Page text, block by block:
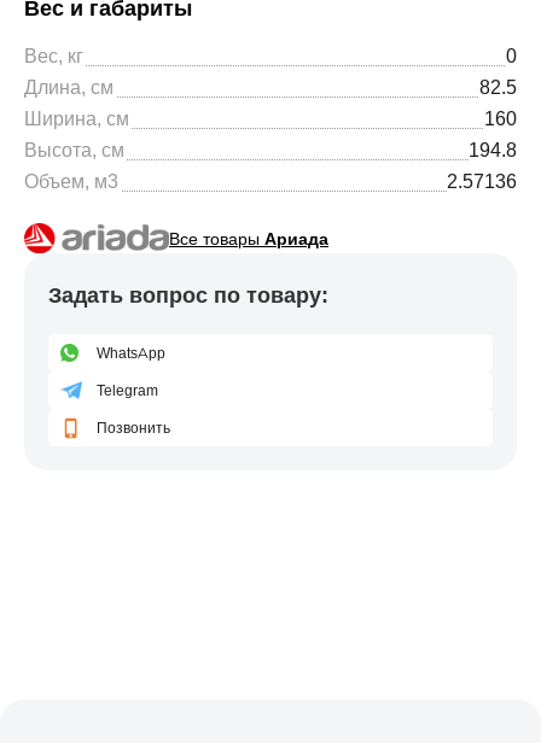
Вес и габариты
Вес, кг
0
Длина, см
82.5
Ширина, см
160
Высота, см
194.8
Объем, м3
2.57136
Все товары Ариада
Задать вопрос по товару:
WhatsApp
Telegram
Позвонить